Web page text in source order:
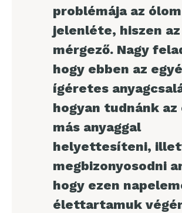
problémája az
jelenléte, hiszen az
mérgező. Nagy
hogy ebben az
ígéretes
hogyan tudnánk
más anyaggal
helyettesíteni,
megbizonyosodni
hogy ezen
élettartamuk